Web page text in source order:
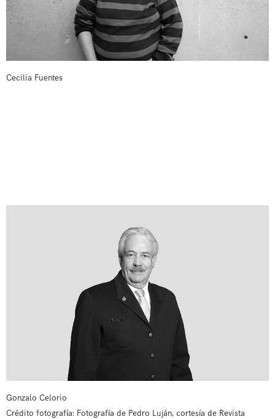
Cecilia Fuentes
Gonzalo Celorio
Crédito fotografía: Fotografía de Pedro Luján, cortesía de Revista